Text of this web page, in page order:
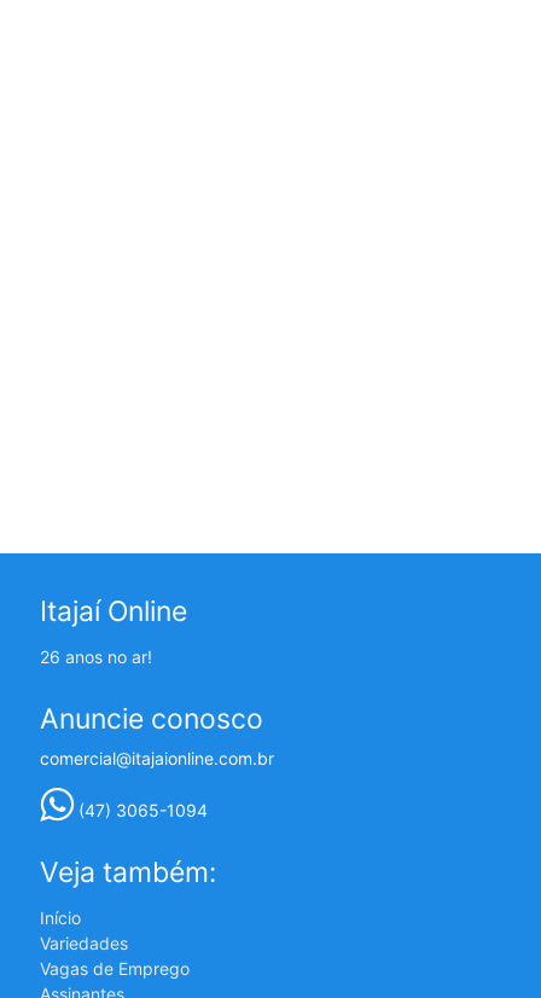
Itajaí Online
26 anos no ar!
Anuncie conosco
comercial@itajaionline.com.br
(47) 3065-1094
Veja também:
Início
Variedades
Vagas de Emprego